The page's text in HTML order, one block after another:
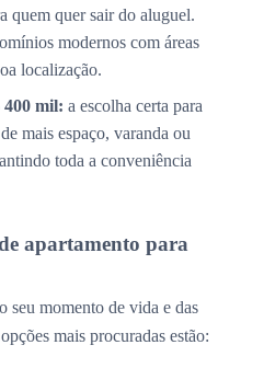
quem quer sair do aluguel.
modernos com áreas
localização.
mil: a escolha certa para
mais espaço, varanda ou
toda a conveniência
apartamento para
seu momento de vida e das
mais procuradas estão: